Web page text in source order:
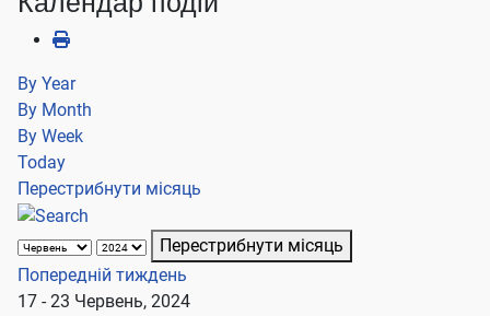
By Year
By Month
By Week
Today
Перестрибнути місяць
Перестрибнути місяць
Попередній тиждень
17 - 23 Червень, 2024